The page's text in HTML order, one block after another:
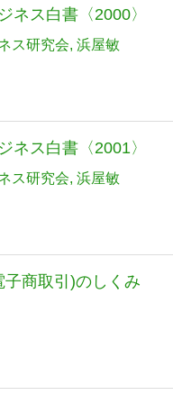
ネス白書〈2000〉
ス研究会 浜屋敏
ネス白書〈2001〉
ス研究会 浜屋敏
商取引)のしくみ